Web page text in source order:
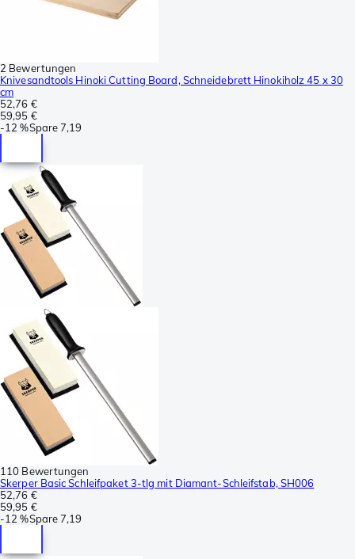
2 Bewertungen
Knivesandtools Hinoki Cutting Board, Schneidebrett Hinokiholz 45 x 30
cm
52,76 €
59,95 €
-12 %Spare7,19
110 Bewertungen
Skerper Basic Schleifpaket 3-tlg mit Diamant-Schleifstab, SH006
52,76 €
59,95 €
-12 %Spare7,19